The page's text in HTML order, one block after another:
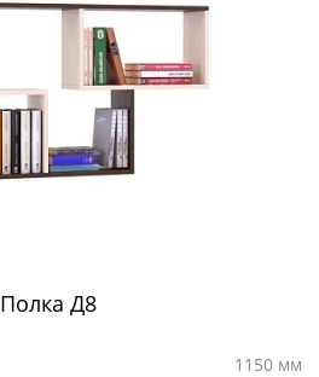
Полка Д8
1150 мм